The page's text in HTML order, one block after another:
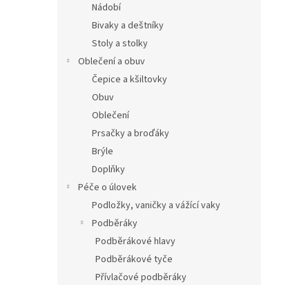
Nádobí
Bivaky a deštníky
Stoly a stolky
Oblečení a obuv
Čepice a kšiltovky
Obuv
Oblečení
Prsačky a broďáky
Brýle
Doplňky
Péče o úlovek
Podložky, vaničky a vážící vaky
Podběráky
Podběrákové hlavy
Podběrákové tyče
Přívlačové podběráky